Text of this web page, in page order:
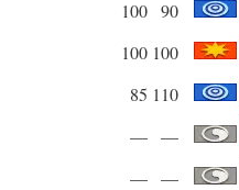
90
100
100
100
110
85
—
—
—
—